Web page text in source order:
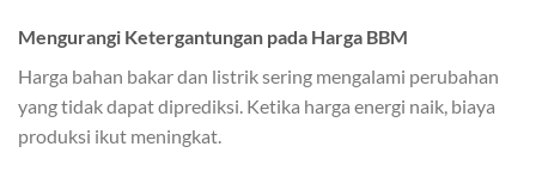
Mengurangi Ketergantungan pada Harga BBM
Harga bahan bakar dan listrik sering mengalami perubahan
yang tidak dapat diprediksi. Ketika harga energi naik, biaya
produksi ikut meningkat.